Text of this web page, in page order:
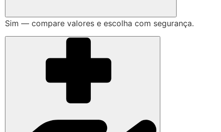
Sim — compare valores e escolha com segurança.